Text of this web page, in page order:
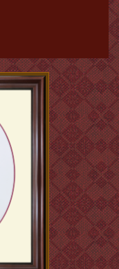
Hồng 5)